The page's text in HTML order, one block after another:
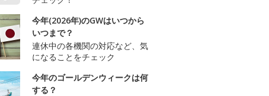
今年(2026年)のGWはいつから
いつまで？
連休中の各機関の対応など、気
になることをチェック
今年のゴールデンウィークは何
する？